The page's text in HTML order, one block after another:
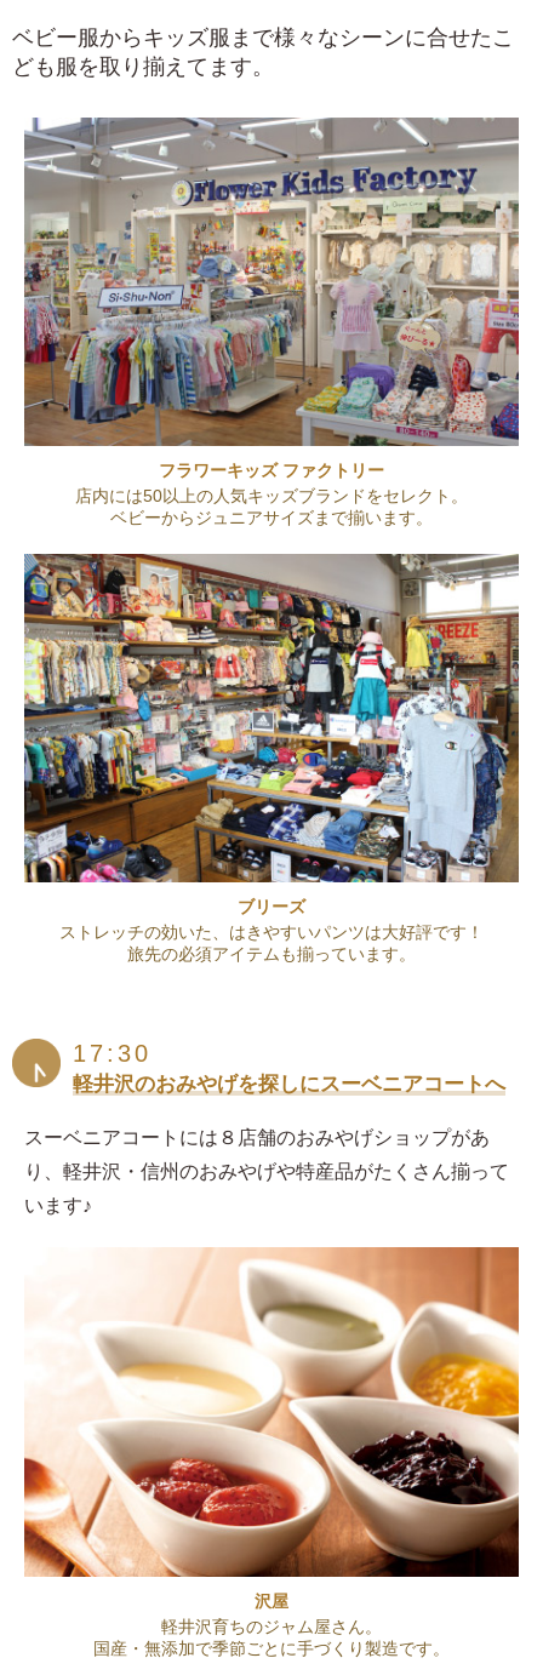
ベビー服からキッズ服まで様々なシーンに合せたこ
ども服を取り揃えてます。
フラワーキッズ ファクトリー
店内には50以上の人気キッズブランドをセレクト。
ベビーからジュニアサイズまで揃います。
ブリーズ
ストレッチの効いた、はきやすいパンツは大好評です！
旅先の必須アイテムも揃っています。
17:30
軽井沢のおみやげを探しにスーベニアコートへ
沢屋
軽井沢育ちのジャム屋さん。
国産・無添加で季節ごとに手づくり製造です。
スーベニアコートには８店舗のおみやげショップがあ
り、軽井沢・信州のおみやげや特産品がたくさん揃って
います♪